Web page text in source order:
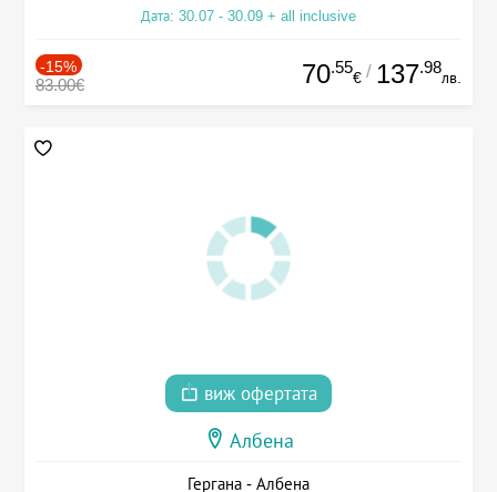
Дата: 30.07 - 30.09 + all inclusive
-15%
83.00€ 70.55
€ / 137.98
лв.
виж офертата
Албена
Гергана - Албена